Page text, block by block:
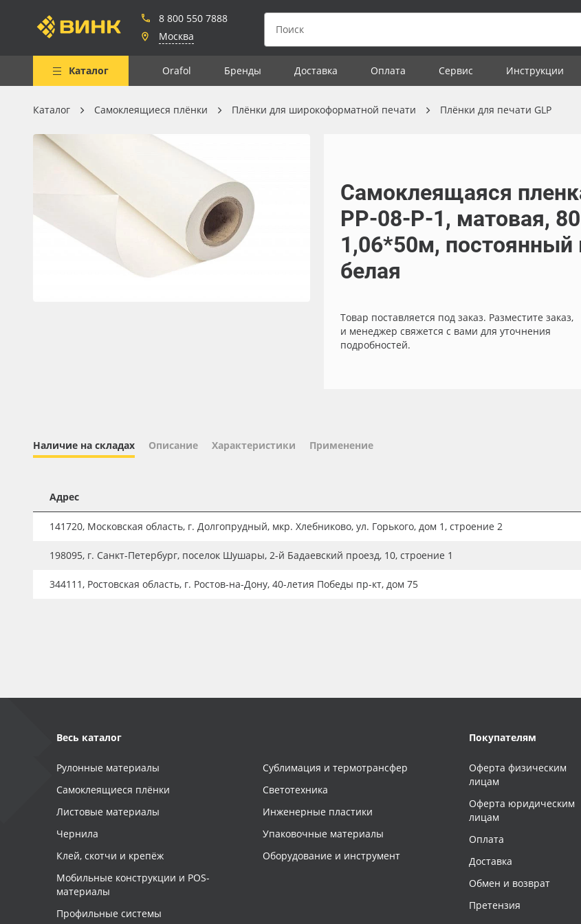
8 800 550 7888
Москва
Каталог Orafol Бренды Доставка Оплата Сервис Инструкции
Весь каталог
Рулонные материалы
Самоклеящиеся плёнки
Листовые материалы
Клей, скотчи и крепёж
Мобильные конструкции и
Новинки ассортимента
Плёнка монтажная Oratape
ПЭТ листовой
ПЭТ бэклит
Каталог Самоклеящиеся плёнки Плёнки для широкоформатной печати Плёнки для печати GLP
Самоклеящаяся
PP-08-P-1, матовая,
1,06*50м, постоянный
белая
Товар поставляется под заказ. Разместите заказ,
и менеджер свяжется с вами для уточнения
подробностей.
Наличие на складах Описание Характеристики Применение
Адрес
141720, Московская область, г. Долгопрудный, мкр. Хлебниково, ул. Горького, дом 1, строение 2
198095, г. Санкт-Петербург, поселок Шушары, 2-й Бадаевский проезд, 10, строение 1
344111, Ростовская область, г. Ростов-на-Дону, 40-летия Победы пр-кт, дом 75
Весь каталог
Рулонные материалы
Самоклеящиеся плёнки
Листовые материалы
Чернила
Клей, скотчи и крепёж
Мобильные конструкции и POS-
материалы
Профильные системы
Сублимация и термотрансфер
Светотехника
Инженерные пластики
Упаковочные материалы
Оборудование и инструмент
Покупателям
Оферта физическим
лицам
Оферта юридическим
лицам
Оплата
Доставка
Обмен и возврат
Претензия